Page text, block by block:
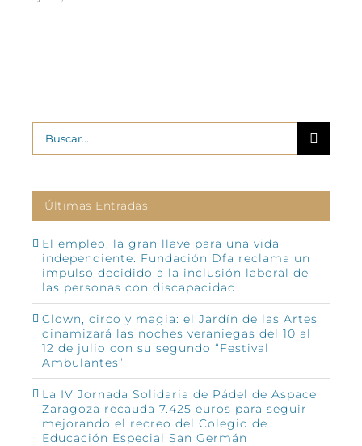
Buscar:
Últimas Entradas
El empleo, la gran llave para una vida
independiente: Fundación Dfa reclama un
impulso decidido a la inclusión laboral de
las personas con discapacidad
Clown, circo y magia: el Jardín de las Artes
dinamizará las noches veraniegas del 10 al
12 de julio con su segundo “Festival
Ambulantes”
La IV Jornada Solidaria de Pádel de Aspace
Zaragoza recauda 7.425 euros para seguir
mejorando el recreo del Colegio de
Educación Especial San Germán